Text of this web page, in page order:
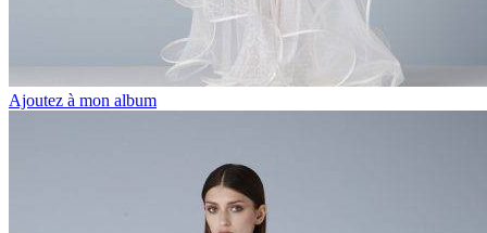
Ajoutez à mon album